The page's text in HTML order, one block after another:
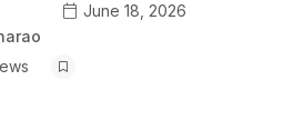
June 18, 2026